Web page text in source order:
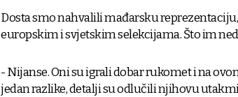
Dosta smo nahvalili mađarsku
europskim i svjetskim selekcijama. Što im
- Nijanse. Oni su igrali dobar rukomet i na
jedan razlike, detalji su odlučili njihovu